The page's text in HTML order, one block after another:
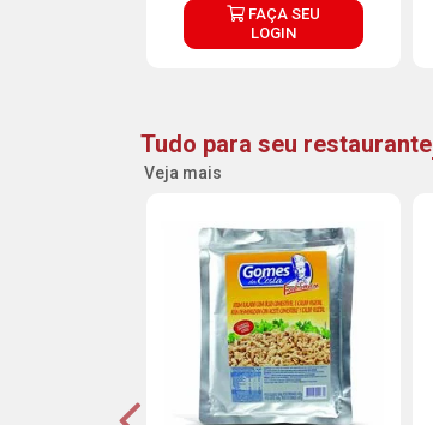
FAÇA SEU
LOGIN
Tudo para seu restaurante
Veja mais